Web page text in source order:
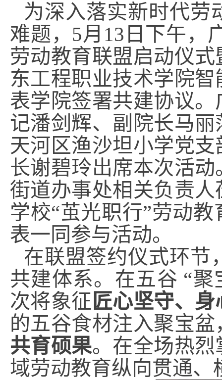
为深入落实新时代劳
难题，5月13日下午，
劳动教育联盟启动仪
东工程职业技术学院
表学院签署共建协议
记潘剑辉、副院长马
天河区渔沙坦小学党
长谢碧玲出席本次活
街道办事处相关负责
学校“茧光职行”劳动
表一同参与活动。
在联盟签约仪式环节
共建体系。在五谷 “
次将象征 匠心坚守、
的五谷食材注入聚宝盆
共育硕果。在全场热
域劳动教育纵向贯通